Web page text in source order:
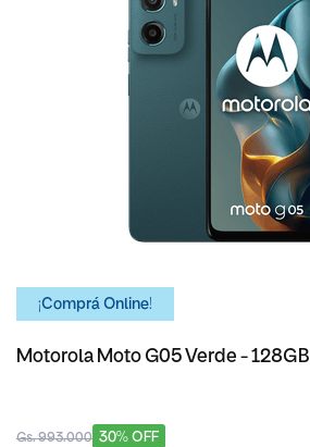
¡Comprá Online!
Motorola Moto G05 Verde - 128GB
30% OFF
Gs. 993.000